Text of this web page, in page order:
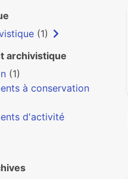
(1)
archivistique
(1)
à conservation
d'activité